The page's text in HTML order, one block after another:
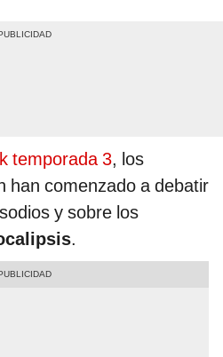
temporada 3, los
han comenzado a debatir
y sobre los
.